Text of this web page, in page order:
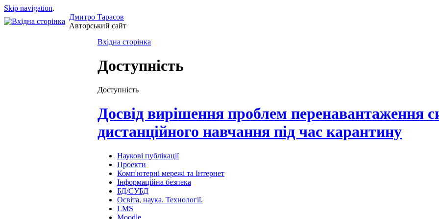
Skip navigation.
Дмитро Тарасов
Авторський сайт
Вхідна сторінка
Доступність
Доступність
Досвід вирішення проблем перенавантаження
дистанційного навчання під час карантину
Наукові публікації
Проекти
Комп'ютерні мережі та Інтернет
Інформаційна безпека
БД/СУБД
Освіта, наука. Технології.
LMS
Moodle